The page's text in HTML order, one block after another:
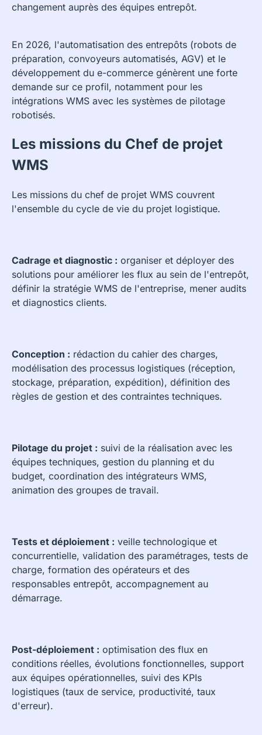
changement auprès des équipes entrepôt.
En 2026, l'automatisation des entrepôts (robots de
préparation, convoyeurs automatisés, AGV) et le
développement du e-commerce génèrent une forte
demande sur ce profil, notamment pour les
intégrations WMS avec les systèmes de pilotage
robotisés.
Les missions du Chef de projet
WMS
Les missions du chef de projet WMS couvrent
l'ensemble du cycle de vie du projet logistique.
Cadrage et diagnostic : organiser et déployer des
solutions pour améliorer les flux au sein de l'entrepôt,
définir la stratégie WMS de l'entreprise, mener audits
et diagnostics clients.
Conception : rédaction du cahier des charges,
modélisation des processus logistiques (réception,
stockage, préparation, expédition), définition des
règles de gestion et des contraintes techniques.
Pilotage du projet : suivi de la réalisation avec les
équipes techniques, gestion du planning et du
budget, coordination des intégrateurs WMS,
animation des groupes de travail.
Tests et déploiement : veille technologique et
concurrentielle, validation des paramétrages, tests de
charge, formation des opérateurs et des
responsables entrepôt, accompagnement au
démarrage.
Post-déploiement : optimisation des flux en
conditions réelles, évolutions fonctionnelles, support
aux équipes opérationnelles, suivi des KPIs
logistiques (taux de service, productivité, taux
d'erreur).